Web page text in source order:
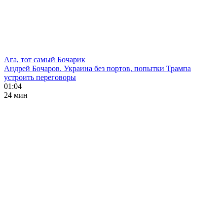
Ага, тот самый Бочарик
Андрей Бочаров. Украина без портов, попытки Трампа
устроить переговоры
01:04
24 мин